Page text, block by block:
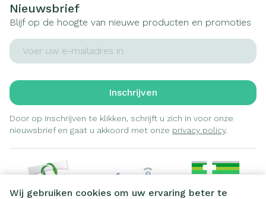
Wij gebruiken cookies om uw ervaring beter te
Nieuwsbrief
Blijf op de hoogte van nieuwe producten en promoties
E-mail adres
Inschrijven
Door op inschrijven te klikken, schrijft u zich in voor onze
nieuwsbrief en gaat u akkoord met onze privacy policy.